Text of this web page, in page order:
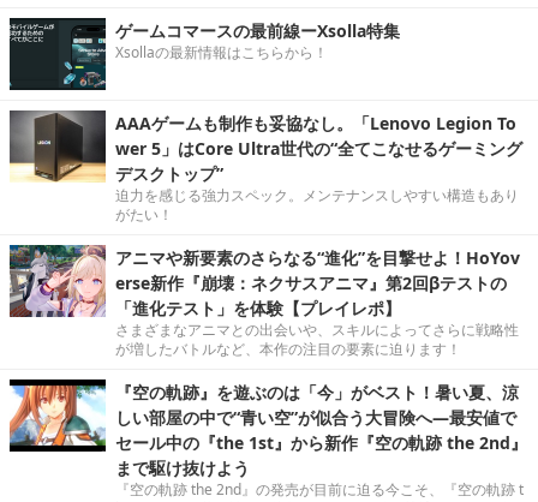
ゲームコマースの最前線ーXsolla特集
Xsollaの最新情報はこちらから！
AAAゲームも制作も妥協なし。「Lenovo Legion To
wer 5」はCore Ultra世代の“全てこなせるゲーミング
デスクトップ”
迫力を感じる強力スペック。メンテナンスしやすい構造もあり
がたい！
アニマや新要素のさらなる“進化”を目撃せよ！HoYov
erse新作『崩壊：ネクサスアニマ』第2回βテストの
「進化テスト」を体験【プレイレポ】
さまざまなアニマとの出会いや、スキルによってさらに戦略性
が増したバトルなど、本作の注目の要素に迫ります！
『空の軌跡』を遊ぶのは「今」がベスト！暑い夏、涼
しい部屋の中で“青い空”が似合う大冒険へ―最安値で
セール中の『the 1st』から新作『空の軌跡 the 2nd』
まで駆け抜けよう
『空の軌跡 the 2nd』の発売が目前に迫る今こそ、『空の軌跡 t